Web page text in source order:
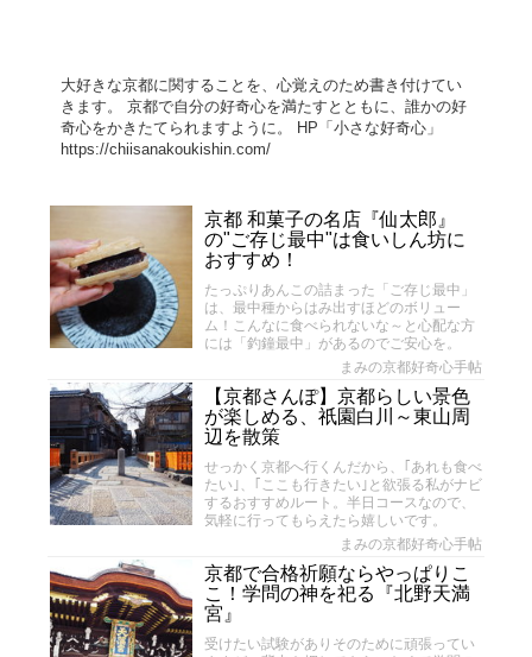
大好きな京都に関することを、心覚えのため書き付けてい
きます。 京都で自分の好奇心を満たすとともに、誰かの好
奇心をかきたてられますように。 HP「小さな好奇心」
https://chiisanakoukishin.com/
京都 和菓子の名店『仙太郎』
の"ご存じ最中"は食いしん坊に
おすすめ！
たっぷりあんこの詰まった「ご存じ最中」
は、最中種からはみ出すほどのボリュー
ム！こんなに食べられないな～と心配な方
には「釣鐘最中」があるのでご安心を。
まみの京都好奇心手帖
【京都さんぽ】京都らしい景色
が楽しめる、祇園白川～東山周
辺を散策
せっかく京都へ行くんだから、｢あれも食べ
たい｣、｢ここも行きたい｣と欲張る私がナビ
するおすすめルート。半日コースなので、
気軽に行ってもらえたら嬉しいです。
まみの京都好奇心手帖
京都で合格祈願ならやっぱりこ
こ！学問の神を祀る『北野天満
宮』
受けたい試験がありそのために頑張ってい